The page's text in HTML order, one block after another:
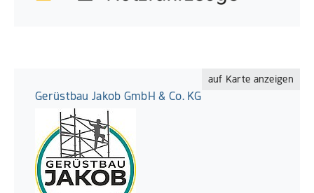
auf Karte anzeigen
Gerüstbau Jakob GmbH & Co. KG